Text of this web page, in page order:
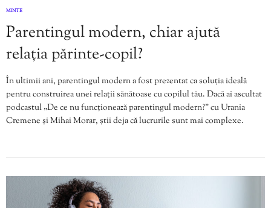
MINTE
Parentingul modern, chiar ajută
relația părinte-copil?
În ultimii ani, parentingul modern a fost prezentat ca soluția ideală
pentru construirea unei relații sănătoase cu copilul tău. Dacă ai ascultat
podcastul „De ce nu funcționează parentingul modern?” cu Urania
Cremene și Mihai Morar, știi deja că lucrurile sunt mai complexe.